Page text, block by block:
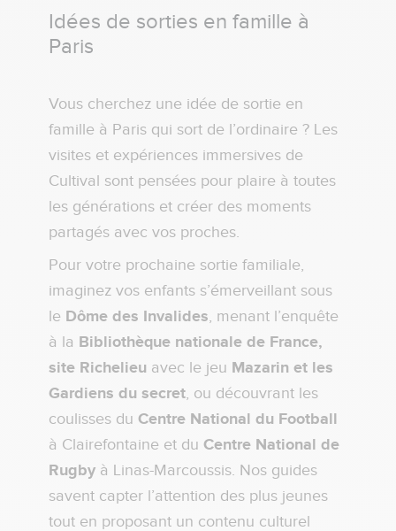
Idées de sorties en famille à
Paris
Vous cherchez une idée de sortie en
famille à Paris qui sort de l’ordinaire ? Les
visites et expériences immersives de
Cultival sont pensées pour plaire à toutes
les générations et créer des moments
partagés avec vos proches.
Pour votre prochaine sortie familiale,
imaginez vos enfants s’émerveillant sous
le Dôme des Invalides, menant l’enquête
à la Bibliothèque nationale de France,
site Richelieu avec le jeu Mazarin et les
Gardiens du secret, ou découvrant les
coulisses du Centre National du Football
à Clairefontaine et du Centre National de
Rugby à Linas-Marcoussis. Nos guides
savent capter l’attention des plus jeunes
tout en proposant un contenu culturel